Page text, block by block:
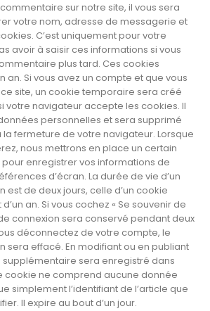
sur notre site, il vous sera
votre nom, adresse de messagerie et
C’est uniquement pour votre
avoir à saisir ces informations si vous
plus tard. Ces cookies
an. Si vous avez un compte et que vous
site, un cookie temporaire sera créé
votre navigateur accepte les cookies. Il
personnelles et sera supprimé
fermeture de votre navigateur. Lorsque
nous mettrons en place un certain
enregistrer vos informations de
d’écran. La durée de vie d’un
est de deux jours, celle d’un cookie
an. Si vous cochez « Se souvenir de
connexion sera conservé pendant deux
déconnectez de votre compte, le
sera effacé. En modifiant ou en publiant
supplémentaire sera enregistré dans
cookie ne comprend aucune donnée
simplement l’identifiant de l’article que
Il expire au bout d’un jour.